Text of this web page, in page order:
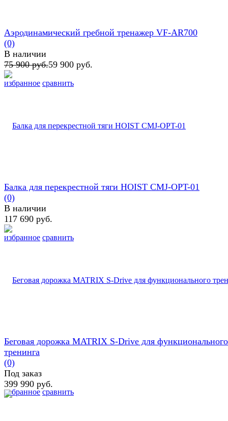
избранное сравнить
Аэродинамический гребной тренажер VF-AR700
(0)
В наличии
75 900 руб.59 900 руб.
избранное сравнить
Балка для перекрестной тяги HOIST CMJ-OPT-01
(0)
В наличии
117 690 руб.
избранное сравнить
Беговая дорожка MATRIX S-Drive для функционального
тренинга
(0)
Под заказ
399 990 руб.